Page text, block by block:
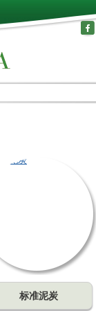
和园艺的需要。有机
土壤结构的作用，是
根部带来理想的气水
标准泥炭